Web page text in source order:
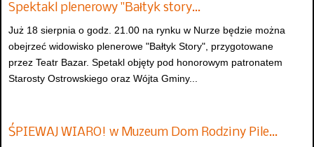
Spektakl plenerowy "Bałtyk story…
Już 18 sierpnia o godz. 21.00 na rynku w Nurze będzie można
obejrzeć widowisko plenerowe "Bałtyk Story", przygotowane
przez Teatr Bazar. Spetakl objęty pod honorowym patronatem
Starosty Ostrowskiego oraz Wójta Gminy...
ŚPIEWAJ WIARO! w Muzeum Dom Rodziny Pile…